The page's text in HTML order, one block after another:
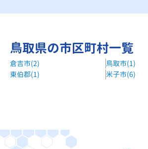
鳥取県の市区町村一覧
倉吉市(2)
鳥取市(1)
東伯郡(1)
米子市(6)